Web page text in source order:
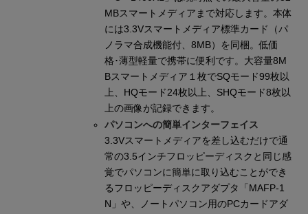
MBスマートメディアまで対応します。本体
には3.3Vスマートメディア標準カード（パ
ノラマ合成機能付、8MB）を同梱。低価
格･薄型軽量で携帯に便利です。大容量8M
Bスマートメディア１枚でSQモード99枚以
上、HQモード24枚以上、SHQモード8枚以
上の画像が記録できます。
パソコンへの簡単インターフェイス
3.3Vスマートメディアを差し込むだけで通
常の3.5インチフロッピーディスクと同じ感
覚でパソコンに簡単に取り込むことができ
るフロッピーディスクアダプタ「MAFP-1
N」や、ノートパソコン用のPCカードアダ